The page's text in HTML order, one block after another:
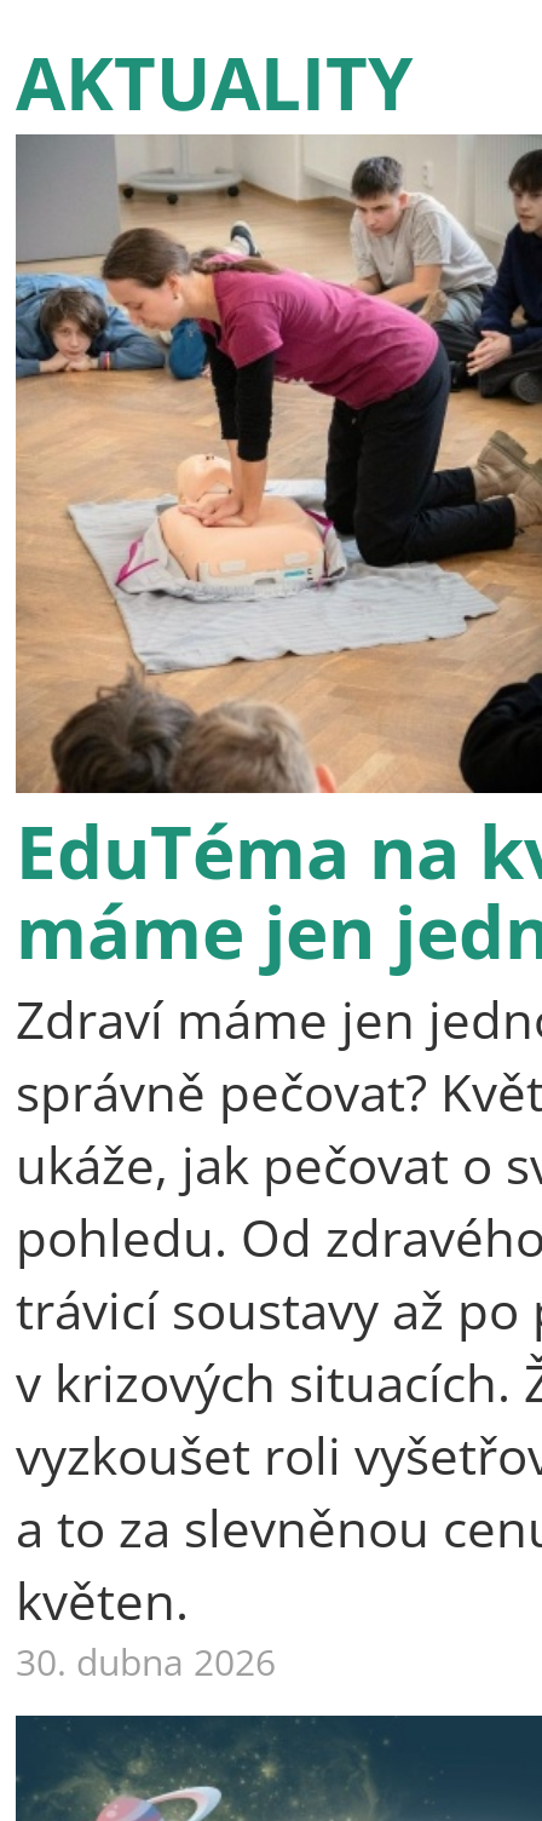
AKTUALITY
EduTéma na
máme jen
Zdraví máme jen
správně pečovat?
ukáže, jak pečovat o
pohledu. Od
trávicí soustavy až
v krizových situacích.
vyzkoušet roli
a to za slevněnou
květen.
30. dubna 2026